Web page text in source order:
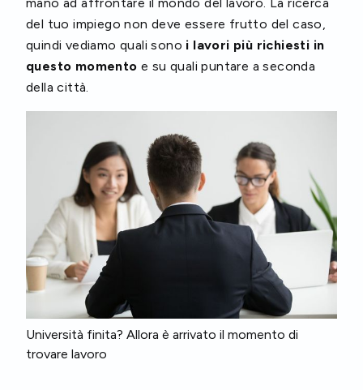
del tuo impiego non deve essere frutto del caso,
quindi vediamo quali sono i lavori più richiesti in
questo momento e su quali puntare a seconda
della città.
Università finita? Allora è arrivato il momento di
trovare lavoro